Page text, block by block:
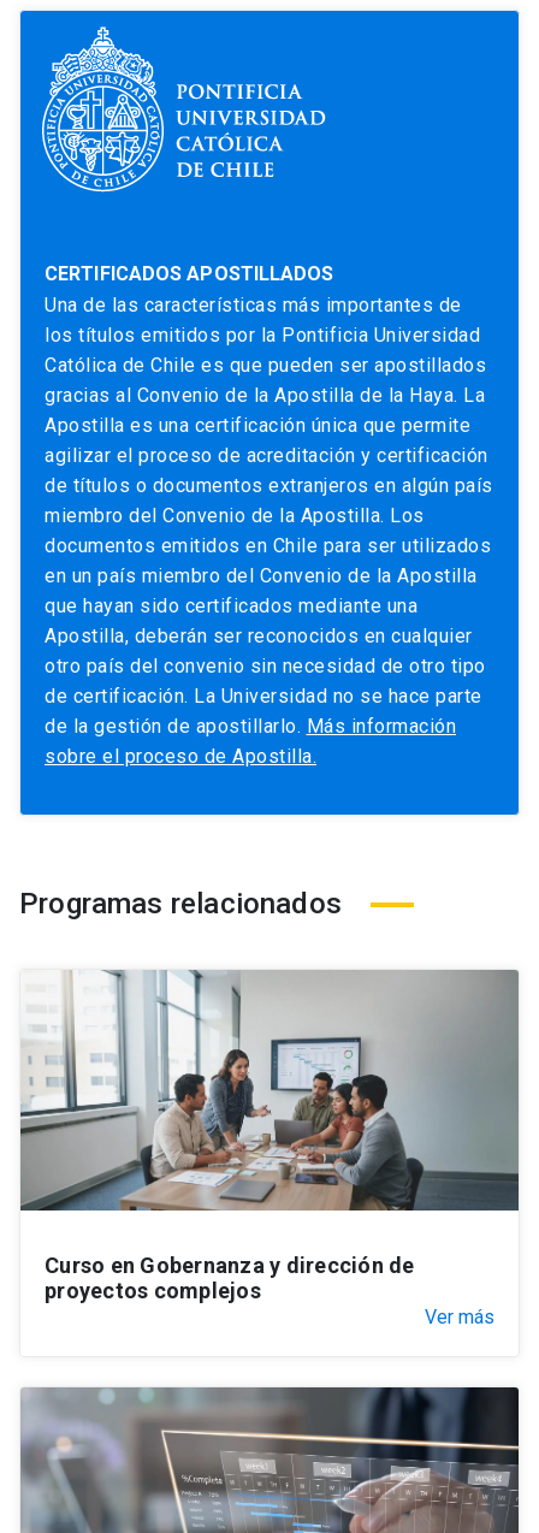
CERTIFICADOS APOSTILLADOS
Una de las características más importantes de
los títulos emitidos por la Pontificia Universidad
Católica de Chile es que pueden ser apostillados
gracias al Convenio de la Apostilla de la Haya. La
Apostilla es una certificación única que permite
agilizar el proceso de acreditación y certificación
de títulos o documentos extranjeros en algún país
miembro del Convenio de la Apostilla. Los
documentos emitidos en Chile para ser utilizados
en un país miembro del Convenio de la Apostilla
que hayan sido certificados mediante una
Apostilla, deberán ser reconocidos en cualquier
otro país del convenio sin necesidad de otro tipo
de certificación. La Universidad no se hace parte
de la gestión de apostillarlo. Más información
sobre el proceso de Apostilla.
Programas relacionados
Curso en Gobernanza y dirección de
proyectos complejos
Ver más